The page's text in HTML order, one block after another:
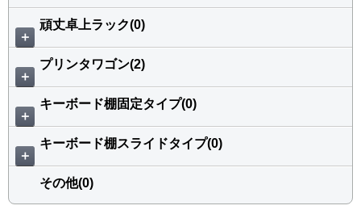
＋
頑丈卓上ラック(0)
＋
プリンタワゴン(2)
＋
キーボード棚固定タイプ(0)
＋
キーボード棚スライドタイプ(0)
その他(0)